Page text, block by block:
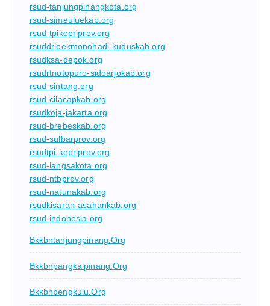
rsud-tanjungpinangkota.org
rsud-simeuluekab.org
rsud-tpikepriprov.org
rsuddrloekmonohadi-kuduskab.org
rsudksa-depok.org
rsudrtnotopuro-sidoarjokab.org
rsud-sintang.org
rsud-cilacapkab.org
rsudkoja-jakarta.org
rsud-brebeskab.org
rsud-sulbarprov.org
rsudtpi-kepriprov.org
rsud-langsakota.org
rsud-ntbprov.org
rsud-natunakab.org
rsudkisaran-asahankab.org
rsud-indonesia.org
Bkkbntanjungpinang.org
Bkkbnpangkalpinang.org
Bkkbnbengkulu.org